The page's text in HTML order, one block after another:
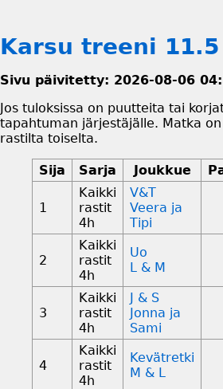
Karsu treeni 11.5
Sivu päivitetty: 2026-08-06
Jos tuloksissa on puutteita tai
tapahtuman järjestäjälle. Matka
rastilta toiselta.
Sija Sarja Joukkue
1
Kaikki
rastit
4h
V&T
Veera ja
Tipi
2
Kaikki
rastit
4h
Uo
L & M
3
Kaikki
rastit
4h
J & S
Jonna ja
Sami
4
Kaikki
rastit
4h
Kevätretki
M & L